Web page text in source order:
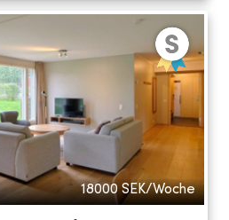
18000 SEK/Woche